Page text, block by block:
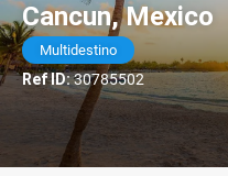
Cancun, Mexico
Multidestino
Ref ID:30785502